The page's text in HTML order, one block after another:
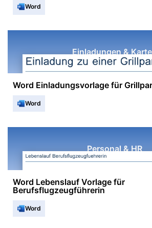
Word
Einladungen &
Word Einladungsvorlage für
Word
Personal & HR
Word Lebenslauf Vorlage für
Berufsflugzeugführerin
Word